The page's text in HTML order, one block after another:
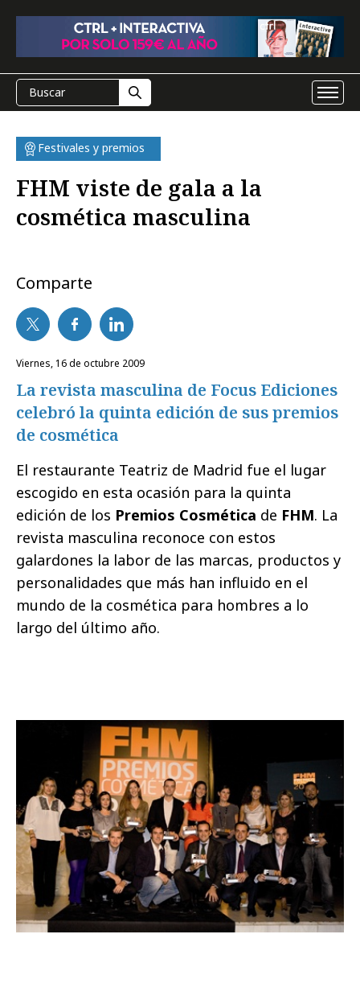
Festivales y premios
FHM viste de gala a la
cosmética masculina
Comparte
viernes, 16 de octubre 2009
La revista masculina de Focus Ediciones
celebró la quinta edición de sus premios
de cosmética
El restaurante Teatriz de Madrid fue el lugar
escogido en esta ocasión para la quinta
edición de los Premios Cosmética de FHM. La
revista masculina reconoce con estos
galardones la labor de las marcas, productos y
personalidades que más han influido en el
mundo de la cosmética para hombres a lo
largo del último año.